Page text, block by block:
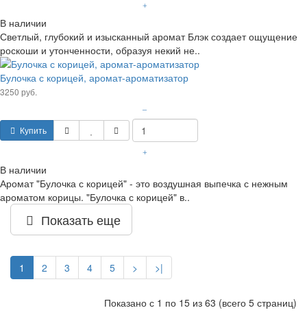
+
В наличии
Светлый, глубокий и изысканный аромат Блэк создает ощущение
роскоши и утонченности, образуя некий не..
Булочка с корицей, аромат-ароматизатор
3250 руб.
Купить
–
+
В наличии
Аромат "Булочка с корицей" - это воздушная выпечка с нежным
ароматом корицы. "Булочка с корицей" в..
Показать еще
1 2 3 4 5 > >|
Показано с 1 по 15 из 63 (всего 5 страниц)